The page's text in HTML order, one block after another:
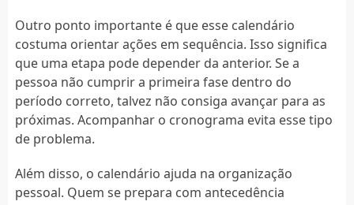
Outro ponto importante é que esse calendário
costuma orientar ações em sequência. Isso significa
que uma etapa pode depender da anterior. Se a
pessoa não cumprir a primeira fase dentro do
período correto, talvez não consiga avançar para as
próximas. Acompanhar o cronograma evita esse tipo
de problema.
Além disso, o calendário ajuda na organização
pessoal. Quem se prepara com antecedência